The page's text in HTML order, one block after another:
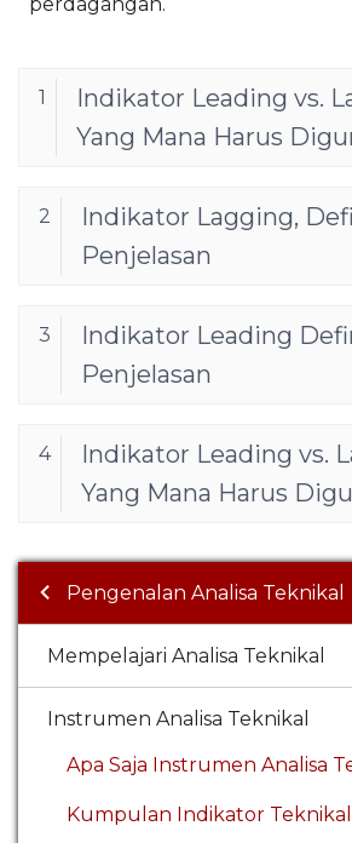
1
Indikator Leading vs.
Yang Mana Harus
2
Indikator Lagging,
Penjelasan
3
Indikator Leading
Penjelasan
4
Indikator Leading vs.
Yang Mana Harus
Pengenalan Analisa Teknikal
Mempelajari Analisa Teknikal
Instrumen Analisa Teknikal
Apa Saja Instrumen Analisa
Kumpulan Indikator